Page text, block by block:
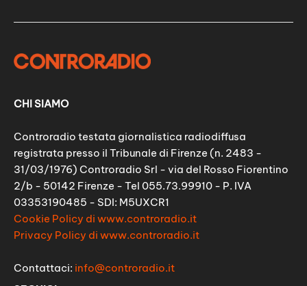
CHI SIAMO
Controradio testata giornalistica radiodiffusa
registrata presso il Tribunale di Firenze (n. 2483 -
31/03/1976) Controradio Srl - via del Rosso Fiorentino
2/b - 50142 Firenze - Tel 055.73.99910 - P. IVA
03353190485 - SDI: M5UXCR1
Cookie Policy di www.controradio.it
Privacy Policy di www.controradio.it
Contattaci: info@controradio.it